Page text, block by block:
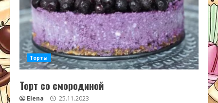
Торты
Торт со смородиной
Elena 25.11.2023